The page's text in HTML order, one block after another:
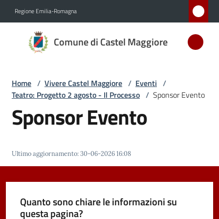
Regione Emilia-Romagna
Comune di Castel Maggiore
Comune
di Castel
D'ARGENTO
AL MERITO
Amministrazione
Novità
Servizi
Home / Vivere Castel Maggiore / Eventi /
Teatro: Progetto 2 agosto - Il Processo / Sponsor Evento
Sponsor Evento
Ultimo aggiornamento:30-06-2026 16:08
Quanto sono chiare le informazioni su
questa pagina?